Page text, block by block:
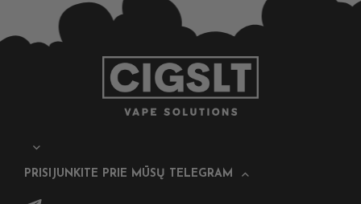
PRISIJUNKITE PRIE MŪSŲ TELEGRAM